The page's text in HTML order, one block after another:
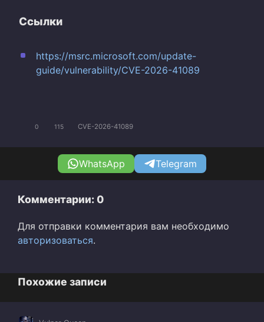
Ссылки
https://msrc.microsoft.com/update-
guide/vulnerability/CVE-2026-41089
0 115 CVE-2026-41089
WhatsApp Telegram
Комментарии: 0
Для отправки комментария вам необходимо
авторизоваться.
Похожие записи